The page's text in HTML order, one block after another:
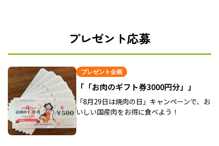
プレゼント応募
プレゼント企画
「「お肉のギフト券3000円分」」
「8月29日は焼肉の日」キャンペーンで、お
いしい国産肉をお得に食べよう！